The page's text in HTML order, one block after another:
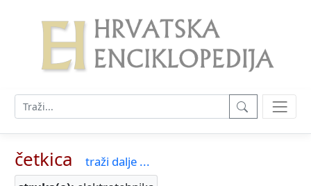
četkica
traži dalje ...